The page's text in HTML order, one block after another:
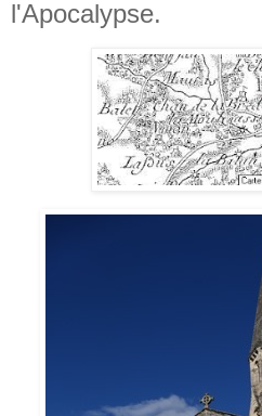
l'Apocalypse.